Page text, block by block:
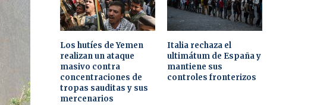
Los hutíes de Yemen
realizan un ataque
masivo contra
concentraciones de
tropas sauditas y sus
mercenarios
Italia rechaza el
ultimátum de España y
mantiene sus
controles fronterizos